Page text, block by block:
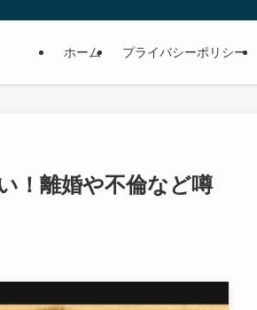
ホーム プライバシーポリシー
！離婚や不倫など噂